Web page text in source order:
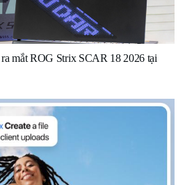
mắt ROG Strix SCAR 18 2026 tại